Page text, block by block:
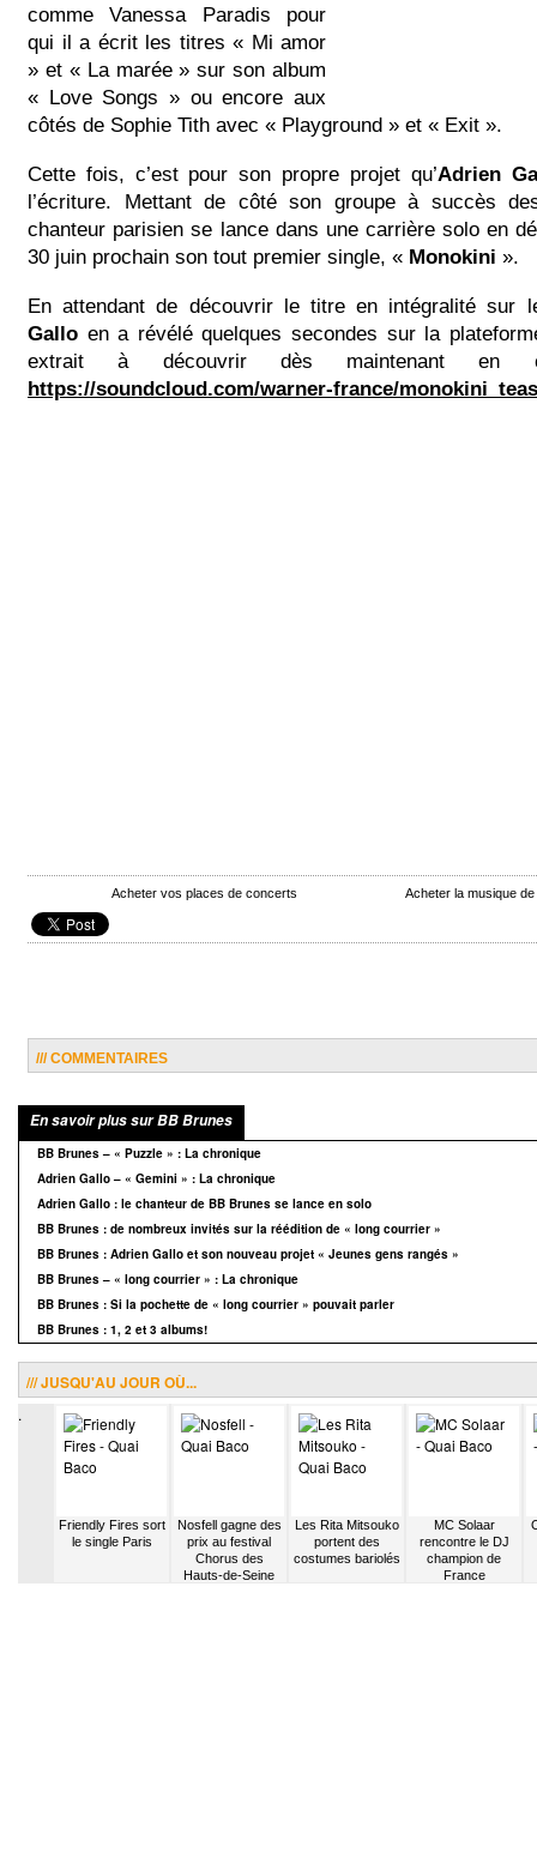
comme Vanessa Paradis pour
qui il a écrit les titres « Mi amor
» et « La marée » sur son album
« Love Songs » ou encore aux
côtés de Sophie Tith avec « Playground » et « Exit ».
Cette fois, c’est pour son propre projet qu’Adrien
l’écriture. Mettant de côté son groupe à succès
chanteur parisien se lance dans une carrière solo en
30 juin prochain son tout premier single, « Monokini ».
En attendant de découvrir le titre en intégralité sur
Gallo en a révélé quelques secondes sur la
extrait à découvrir dès maintenant
https://soundcloud.com/warner-france/
Acheter vos places de concerts Acheter la musique
/// COMMENTAIRES
En savoir plus sur BB Brunes
BB Brunes – « Puzzle » : La chronique
Adrien Gallo – « Gemini » : La chronique
Adrien Gallo : le chanteur de BB Brunes se lance en solo
BB Brunes : de nombreux invités sur la réédition de « long courrier »
BB Brunes : Adrien Gallo et son nouveau projet « Jeunes gens rangés »
BB Brunes – « long courrier » : La chronique
BB Brunes : Si la pochette de « long courrier » pouvait parler
BB Brunes : 1, 2 et 3 albums!
/// JUSQU'AU JOUR OÙ...
.
Friendly Fires sort
le single Paris
Nosfell gagne des
prix au festival
Chorus des
Hauts-de-Seine
Les Rita Mitsouko
portent des
costumes bariolés
MC Solaar
rencontre le DJ
champion de
France